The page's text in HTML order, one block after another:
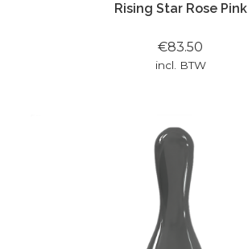
Rising Star Rose Pink
€83.50
incl. BTW